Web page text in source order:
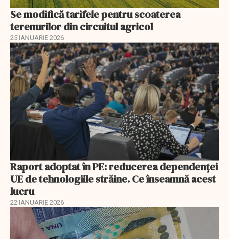
Se modifică tarifele pentru scoaterea
terenurilor din circuitul agricol
25 IANUARIE 2026
Raport adoptat în PE: reducerea dependenței
UE de tehnologiile străine. Ce înseamnă acest
lucru
22 IANUARIE 2026